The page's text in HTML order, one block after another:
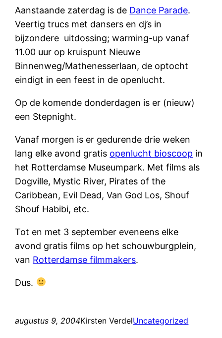
Aanstaande zaterdag is de Dance Parade.
Veertig trucs met dansers en dj’s in
bijzondere uitdossing; warming-up vanaf
11.00 uur op kruispunt Nieuwe
Binnenweg/Mathenesserlaan, de optocht
eindigt in een feest in de openlucht.
Op de komende donderdagen is er (nieuw)
een Stepnight.
Vanaf morgen is er gedurende drie weken
lang elke avond gratis openlucht bioscoop in
het Rotterdamse Museumpark. Met films als
Dogville, Mystic River, Pirates of the
Caribbean, Evil Dead, Van God Los, Shouf
Shouf Habibi, etc.
Tot en met 3 september eveneens elke
avond gratis films op het schouwburgplein,
van Rotterdamse filmmakers.
Dus.
augustus 9, 2004Kirsten VerdelUncategorized